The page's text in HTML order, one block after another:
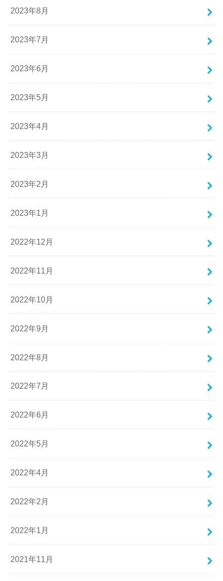
2023年8月
2023年7月
2023年6月
2023年5月
2023年4月
2023年3月
2023年2月
2023年1月
2022年12月
2022年11月
2022年10月
2022年9月
2022年8月
2022年7月
2022年6月
2022年5月
2022年4月
2022年2月
2022年1月
2021年11月